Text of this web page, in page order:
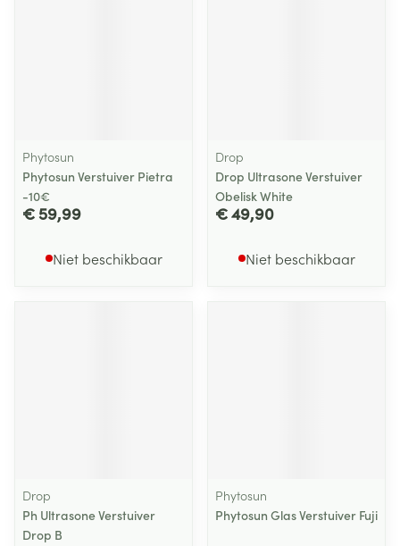
Phytosun
Phytosun Verstuiver Pietra
-10€
€ 59,99
Niet beschikbaar
Drop
Drop Ultrasone Verstuiver
Obelisk White
€ 49,90
Niet beschikbaar
Drop
Ph Ultrasone Verstuiver
Drop B
Phytosun
Phytosun Glas Verstuiver Fuji